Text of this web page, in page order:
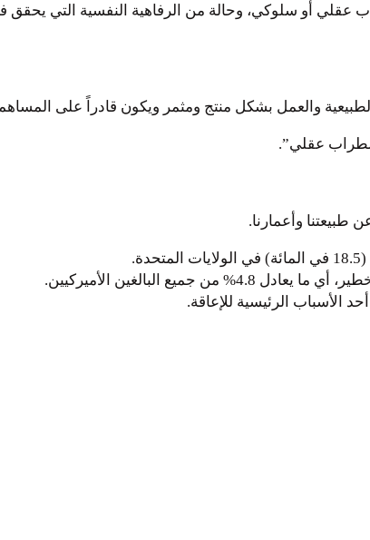
أو سلوكي، وحالة من الرفاهية النفسية التي يحقق
والعمل بشكل منتج ومثمر ويكون قادراً على
عقلي”.
طبيعتنا وأعمارنا.
الأسباب الرئيسية للإعاقة.